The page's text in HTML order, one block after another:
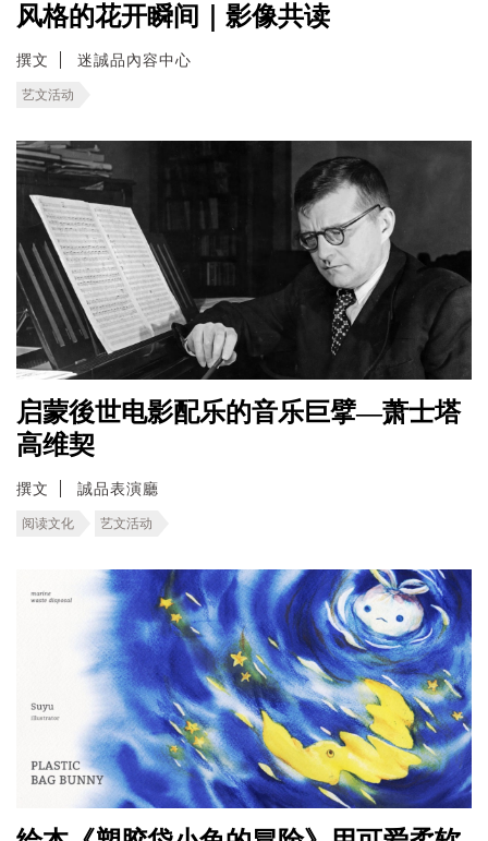
风格的花开瞬间｜影像共读
撰文 迷誠品內容中心
艺文活动
启蒙後世电影配乐的音乐巨擘—萧士塔
高维契
撰文 誠品表演廳
阅读文化 艺文活动